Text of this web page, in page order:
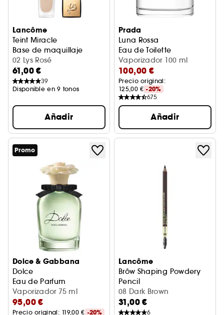
Lancôme
Teint Miracle
Base de maquillaje
02 Lys Rosé
61,00 €
39
Disponible en 9 tonos
Añadir
Prada
Luna Rossa
Eau de Toilette
Vaporizador 100 ml
100,00 €
Precio original:
125,00 € -20%
675
Añadir
Promo
Dolce & Gabbana
Dolce
Eau de Parfum
Vaporizador 75 ml
95,00 €
Precio original: 119,00 € -20%
Lancôme
Brôw Shaping Powdery
Pencil
Lápiz De Cejas
08 Dark Brown
31,00 €
6